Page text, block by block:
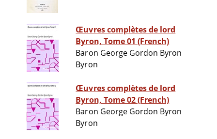
Œuvres complètes de lord
Byron, Tome 01 (French)
Baron George Gordon Byron
Byron
Œuvres complètes de lord
Byron, Tome 02 (French)
Baron George Gordon Byron
Byron